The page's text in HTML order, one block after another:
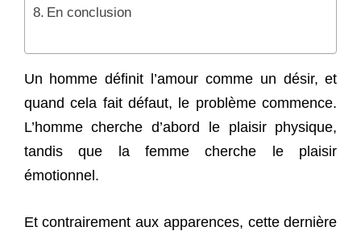
En conclusion
Un homme définit l’amour comme un désir, et
quand cela fait défaut, le problème commence.
L’homme cherche d’abord le plaisir physique,
tandis que la femme cherche le plaisir
émotionnel.
Et contrairement aux apparences, cette dernière